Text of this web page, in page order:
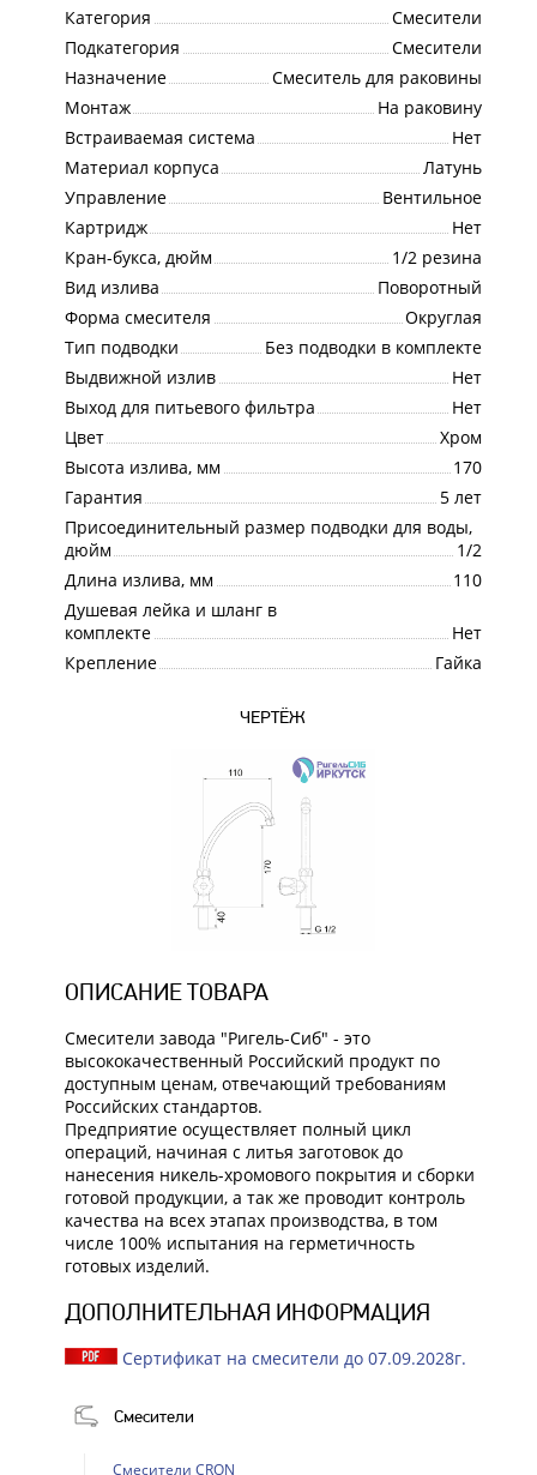
Категория
Смесители
Подкатегория
Смесители
Назначение
Смеситель для раковины
Монтаж
На раковину
Встраиваемая система
Нет
Материал корпуса
Латунь
Управление
Вентильное
Картридж
Нет
Кран-букса, дюйм
1/2 резина
Вид излива
Поворотный
Форма смесителя
Округлая
Тип подводки
Без подводки в комплекте
Выдвижной излив
Нет
Выход для питьевого фильтра
Нет
Цвет
Хром
Высота излива, мм
170
Гарантия
5 лет
Присоединительный размер подводки для воды,
дюйм
1/2
Длина излива, мм
110
Душевая лейка и шланг в
комплекте
Нет
Крепление
Гайка
ЧЕРТЁЖ
ОПИСАНИЕ ТОВАРА
Смесители завода "Ригель-Сиб" - это
высококачественный Российский продукт по
доступным ценам, отвечающий требованиям
Российских стандартов.
Предприятие осуществляет полный цикл
операций, начиная с литья заготовок до
нанесения никель-хромового покрытия и сборки
готовой продукции, а так же проводит контроль
качества на всех этапах производства, в том
числе 100% испытания на герметичность
готовых изделий.
ДОПОЛНИТЕЛЬНАЯ ИНФОРМАЦИЯ
Сертификат на смесители до 07.09.2028г.
Смесители
Смесители CRON